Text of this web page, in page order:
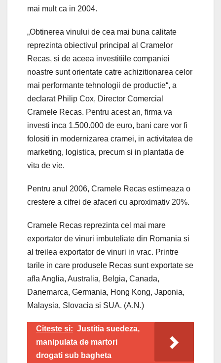
mai mult ca in 2004.
„Obtinerea vinului de cea mai buna calitate
reprezinta obiectivul principal al Cramelor
Recas, si de aceea investitiile companiei
noastre sunt orientate catre achizitionarea celor
mai performante tehnologii de productie“, a
declarat Philip Cox, Director Comercial
Cramele Recas. Pentru acest an, firma va
investi inca 1.500.000 de euro, bani care vor fi
folositi in modernizarea cramei, in activitatea de
marketing, logistica, precum si in plantatia de
vita de vie.
Pentru anul 2006, Cramele Recas estimeaza o
crestere a cifrei de afaceri cu aproximativ 20%.
Cramele Recas reprezinta cel mai mare
exportator de vinuri imbuteliate din Romania si
al treilea exportator de vinuri in vrac. Printre
tarile in care produsele Recas sunt exportate se
afla Anglia, Australia, Belgia, Canada,
Danemarca, Germania, Hong Kong, Japonia,
Malaysia, Slovacia si SUA. (A.N.)
Citeste si: Justitia suedeza,
manipulata de martori
drogati sub bagheta